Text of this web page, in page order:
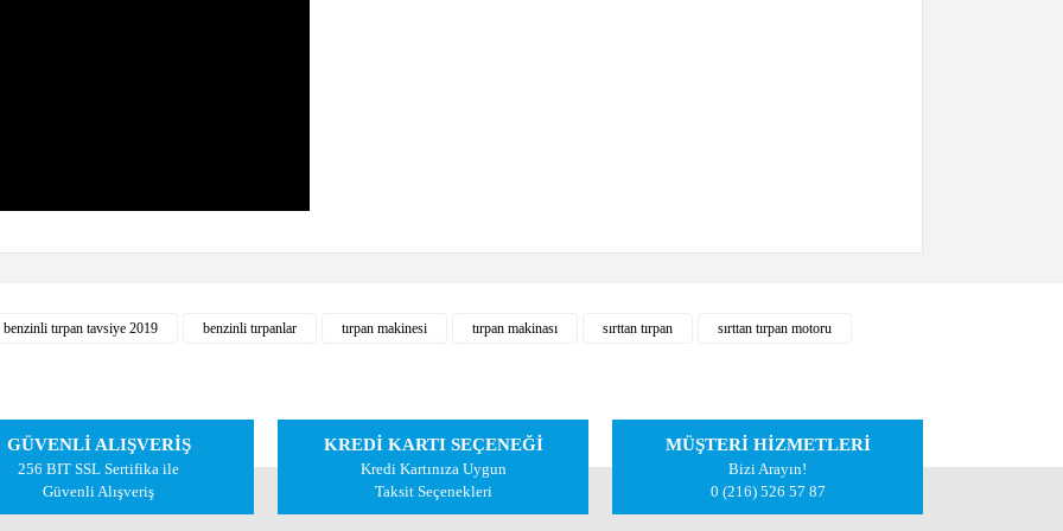
Bu ürüne ilk yorumu siz yapın!
benzinli tırpan tavsiye 2019 benzinli tırpanlar tırpan makinesi tırpan makinası sırttan tırpan sırttan tırpan motoru
GÜVENLİ ALIŞVERİŞ
256 BIT SSL Sertifika ile
Güvenli Alışveriş
KREDİ KARTI SEÇENEĞİ
Kredi Kartınıza Uygun
Taksit Seçenekleri
MÜŞTERİ HİZMETLERİ
Bizi Arayın!
0 (216) 526 57 87